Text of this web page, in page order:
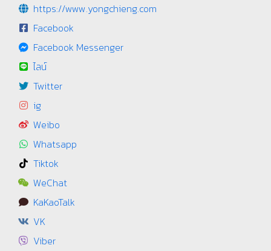
https://www.yongchieng.com
Facebook
Facebook Messenger
ไลน์
Twitter
ig
Weibo
Whatsapp
Tiktok
WeChat
KaKaoTalk
VK
Viber